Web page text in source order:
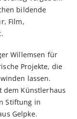
bildende
Film,
Willemsen für
Projekte, die
lassen.
dem Künstlerhaus
Stiftung in
Gelpke.